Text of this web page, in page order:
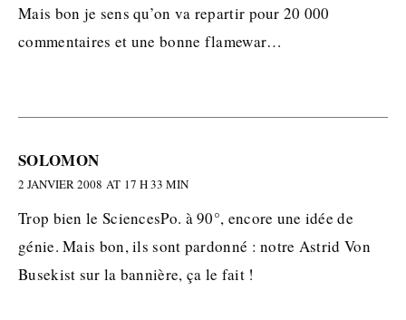
Mais bon je sens qu’on va repartir pour 20 000
commentaires et une bonne flamewar…
SOLOMON
2 JANVIER 2008 AT 17 H 33 MIN
Trop bien le SciencesPo. à 90°, encore une idée de
génie. Mais bon, ils sont pardonné : notre Astrid Von
Busekist sur la bannière, ça le fait !